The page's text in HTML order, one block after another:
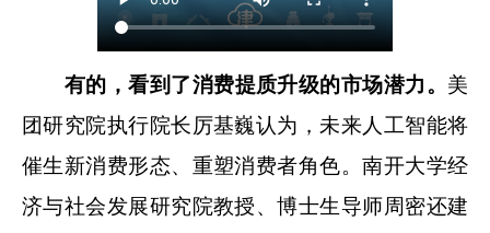
有的，看到了消费提质升级的市场潜力。 美
团研究院执行院长厉基巍认为，未来人工智能将
催生新消费形态、重塑消费者角色。南开大学经
济与社会发展研究院教授、博士生导师周密还建